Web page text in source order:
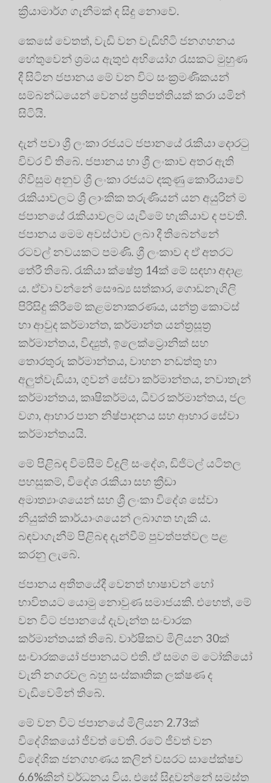
ක්‍රියාමාර්ග ගැනීමක් ද සිදු නොවේ.
කෙසේ වෙතත්, වැඩි වන වැඩිහිටි ජනගහනය
හේතුවෙන් ශ්‍රමය ඇතුළු අභියෝග රැසකට මුහුණ
දී සිටින ජපානය මේ වන විට සංක්‍රමණිකයන්
සම්බන්ධයෙන් වෙනස් ප්‍රතිපත්තියක් කරා යමින්
සිටියි.
දැන් පවා ශ්‍රී ලංකා රජයට ජපානයේ රැකියා දොරටු
විවර වී තිබේ. ජපානය හා ශ්‍රී ලංකාව අතර ඇති
ගිවිසුම අනුව ශ්‍රී ලංකා රජයට දකුණු කොරියාවේ
රැකියාවලට ශ්‍රී ලාංකික තරුණියන් යන අයුරින් ම
ජපානයේ රැකියාවලට යැවීමේ හැකියාව ද පවතී.
ජපානය මෙම අවස්ථාව ලබා දී තිබෙන්නේ
රටවල් නවයකට පමණි. ශ්‍රී ලංකාව ද ඒ අතරට
තේරී තිබේ. රැකියා ක්ෂේත්‍ර 14ක් මේ සඳහා අදාළ
ය. ඒවා වන්නේ සෞඛ්‍ය සත්කාර, ගොඩනැගිලි
පිරිසිදු කිරීමේ කළමනාකරණය, යන්ත්‍ර කොටස්
හා ආවුද කර්මාන්ත, කර්මාන්ත යන්ත්‍රසූත්‍ර
කර්මාන්තය, විද්‍යුත්, ඉලෙක්ට්‍රොනික් සහ
තොරතුරු කර්මාන්තය, වාහන නඩත්තු හා
අලුත්වැඩියා, ගුවන් සේවා කර්මාන්තය, නවාතැන්
කර්මාන්තය, කෘෂිකර්මය, ධීවර කර්මාන්තය, ජල
වගා, ආහාර පාන නිෂ්පාදනය සහ ආහාර සේවා
කර්මාන්තයයි.
මේ පිළිබඳ විමසීම් විදුලි සංදේශ, ඩිජිටල් යටිතල
පහසුකම්, විදේශ රැකියා සහ ක්‍රීඩා
අමාත්‍යාංශයෙන් සහ ශ්‍රී ලංකා විදේශ සේවා
නියුක්ති කාර්යාංශයෙන් ලබාගත හැකි ය.
බඳවාගැනීම් පිළිබඳ දැන්වීම් පුවත්පත්වල පළ
කරනු ලැබේ.
ජපානය අතීතයේදී වෙනත් භාෂාවන් හෝ
භාවිතයට යොමු නොවුණ සමාජයකි. එහෙත්, මේ
වන විට ජපානයේ දැවැන්ත සංචාරක
කර්මාන්තයක් තිබේ. වාර්ෂිකව මිලියන 30ක්
සංචාරකයෝ ජපානයට එති. ඒ සමග ම ටෝකියෝ
වැනි නගරවල බහු සංස්කෘතික ලක්ෂණ ද
වැඩිවෙමින් තිබේ.
මේ වන විට ජපානයේ මිලියන 2.73ක්
විදේශිකයෝ ජීවත් වෙති. රටේ ජීවත් වන
විදේශික ජනගහණය කලින් වසරට සාපේක්ෂව
6.6%කින් වර්ධනය විය. එසේ සිදුවන්නේ සමස්ත